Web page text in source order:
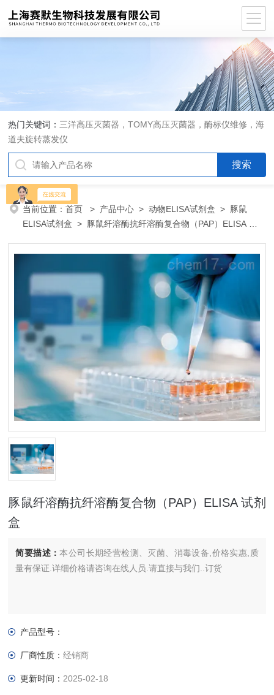
热门关键词： 三洋高压灭菌器，TOMY高压灭菌器，酶标仪维修，海
道夫旋转蒸发仪
当前位置：首页 > 产品中心 >动物ELISA试剂盒 > 豚鼠
ELISA试剂盒 > 豚鼠纤溶酶抗纤溶酶复合物（PAP）ELISA 试
豚鼠纤溶酶抗纤溶酶复合物（PAP）ELISA 试剂
盒
简要描述：本公司长期经营检测、灭菌、消毒设备,价格实惠,质
量有保证.详细价格请咨询在线人员.请直接与我们..订货
产品型号：
厂商性质：经销商
更新时间： 2025-02-18